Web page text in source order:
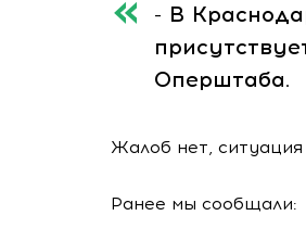
- В
Оперштаба.
Жалоб нет,
Ранее мы сообщали: